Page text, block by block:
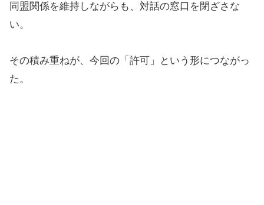
同盟関係を維持しながらも、対話の窓口を閉ざさな
い。
その積み重ねが、今回の「許可」という形につながっ
た。